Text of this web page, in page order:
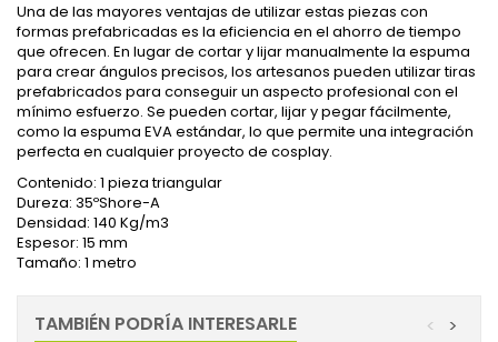
Una de las mayores ventajas de utilizar estas piezas con
formas prefabricadas es la eficiencia en el ahorro de tiempo
que ofrecen. En lugar de cortar y lijar manualmente la espuma
para crear ángulos precisos, los artesanos pueden utilizar tiras
prefabricados para conseguir un aspecto profesional con el
mínimo esfuerzo. Se pueden cortar, lijar y pegar fácilmente,
como la espuma EVA estándar, lo que permite una integración
perfecta en cualquier proyecto de cosplay.
Contenido: 1 pieza triangular
Dureza: 35ºShore-A
Densidad: 140 Kg/m3
Espesor: 15 mm
Tamaño: 1 metro
TAMBIÉN PODRÍA INTERESARLE >
<